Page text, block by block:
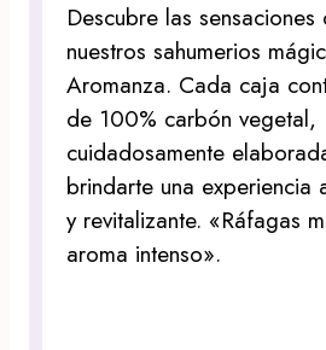
Descubre las sensaciones
nuestros sahumerios
Aromanza. Cada caja
de 100% carbón vegetal,
cuidadosamente
brindarte una experiencia
y revitalizante. «Ráfagas
aroma intenso».